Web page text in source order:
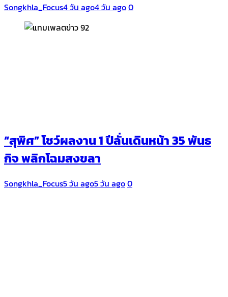
Songkhla_Focus4 วัน ago4 วัน ago0
“สุพิศ” โชว์ผลงาน 1 ปีลั่นเดินหน้า 35 พันธ
กิจ พลิกโฉมสงขลา
Songkhla_Focus5 วัน ago5 วัน ago0